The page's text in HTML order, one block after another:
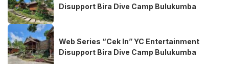
Disupport Bira Dive Camp Bulukumba
Web Series “Cek In” YC Entertainment
Disupport Bira Dive Camp Bulukumba